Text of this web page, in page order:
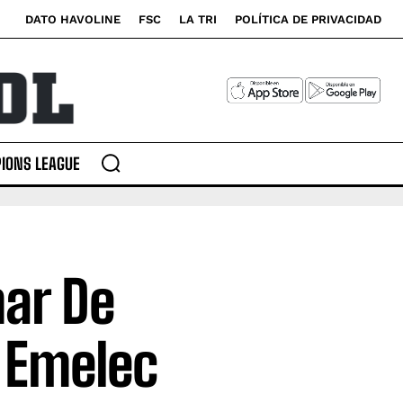
DATO HAVOLINE FSC LA TRI POLÍTICA DE PRIVACIDAD
LEAGUE
De